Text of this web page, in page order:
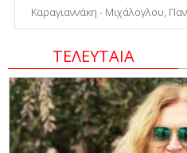
Καραγιαννάκη - Μιχάλογλου,
ΤΕΛΕΥΤΑΙΑ